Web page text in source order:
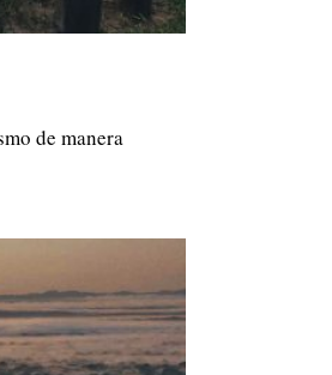
de manera